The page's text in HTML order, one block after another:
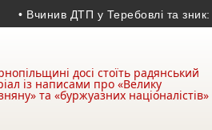
ДТП у Теребовлі та зник:
досі стоїть радянський
із написами про «Велику
та «буржуазних націоналістів»